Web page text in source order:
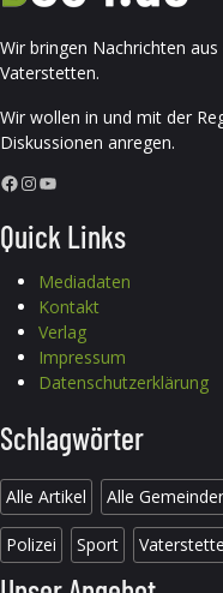
Wir bringen Nachrichten
Vaterstetten.
Wir wollen in und mit der
Diskussionen anregen.
Facebook InstagramYouTube
Quick Links
Mediadaten
Kontakt
Verlag
Impressum
Datenschutzerklärung
Schlagwörter
Alle Artikel Alle
Polizei Sport